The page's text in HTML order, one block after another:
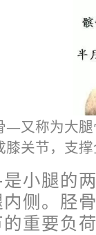
称为大腿
关节，支撑
小腿的
侧。胫
重要负荷